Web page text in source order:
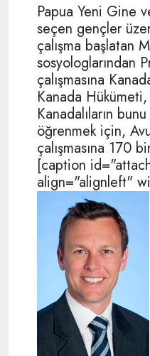
Papua Yeni Gine
seçen gençler
çalışma başlatan
sosyologlarından
çalışmasına
Kanada Hükümeti,
Kanadalıların
öğrenmek için,
çalışmasına 170
[caption
align="alignleft"